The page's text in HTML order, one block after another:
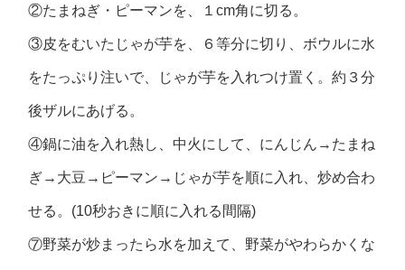
②たまねぎ・ピーマンを、１cm角に切る。
③皮をむいたじゃが芋を、６等分に切り、ボウルに水
をたっぷり注いで、じゃが芋を入れつけ置く。約３分
後ザルにあげる。
④鍋に油を入れ熱し、中火にして、にんじん→たまね
ぎ→大豆→ピーマン→じゃが芋を順に入れ、炒め合わ
せる。(10秒おきに順に入れる間隔)
⑦野菜が炒まったら水を加えて、野菜がやわらかくな